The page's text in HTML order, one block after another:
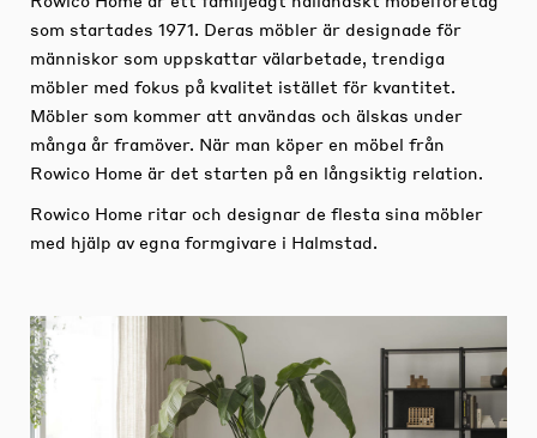
som startades 1971. Deras möbler är designade för
människor som uppskattar välarbetade, trendiga
möbler med fokus på kvalitet istället för kvantitet.
Möbler som kommer att användas och älskas under
många år framöver. När man köper en möbel från
Rowico Home är det starten på en långsiktig relation.
Rowico Home ritar och designar de flesta sina möbler
med hjälp av egna formgivare i Halmstad.